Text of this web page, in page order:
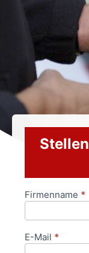
Firmenname *
E-Mail *